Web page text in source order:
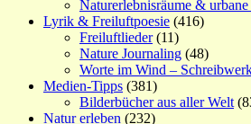
Naturerlebnisräume &
Lyrik & Freiluftpoesie (416)
Freiluftlieder(11)
Nature Journaling (48)
Worte im Wind –
Medien-Tipps (381)
Bilderbücher aus aller Welt
Natur erleben (232)